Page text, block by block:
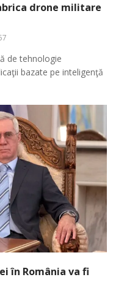
drone militare
de tehnologie
bazate pe inteligenţă
în România va fi